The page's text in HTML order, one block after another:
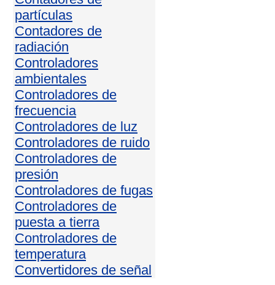
partículas
Contadores de
radiación
Controladores
ambientales
Controladores de
frecuencia
Controladores de luz
Controladores de ruido
Controladores de
presión
Controladores de fugas
Controladores de
puesta a tierra
Controladores de
temperatura
Convertidores de señal